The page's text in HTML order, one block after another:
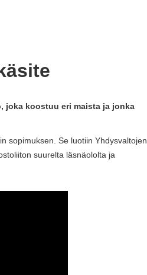
joka koostuu eri maista ja jonka
sopimuksen. Se luotiin Yhdysvaltojen
suurelta läsnäololta ja